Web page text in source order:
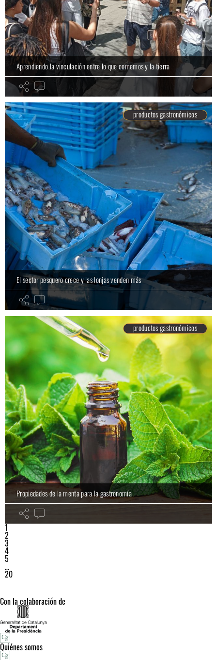
Aprendiendo la vinculación entre lo que comemos y la tierra
productos gastronómicos
El sector pesquero crece y las lonjas venden más
productos gastronómicos
Propiedades de la menta para la gastronomía
1
2
3
4
5
…
20
Con la colaboración de
Quiénes somos